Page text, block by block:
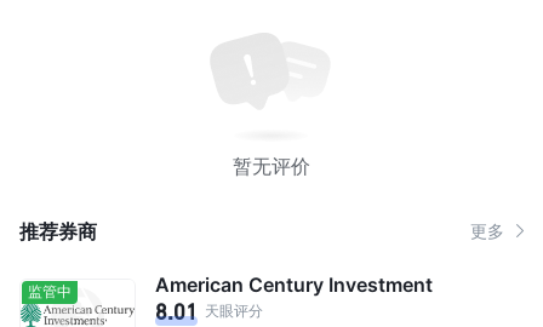
暂无评价
推荐券商 更多
监管中 American Century Investment
8.01 天眼评分